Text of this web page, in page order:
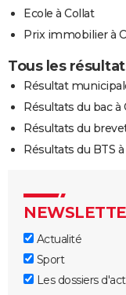
Ecole à Collat
Prix immobilier à
Tous les
Résultat
Résultats du bac à
Résultats du
Résultats du BTS
Actualité
Sport
Les dossiers